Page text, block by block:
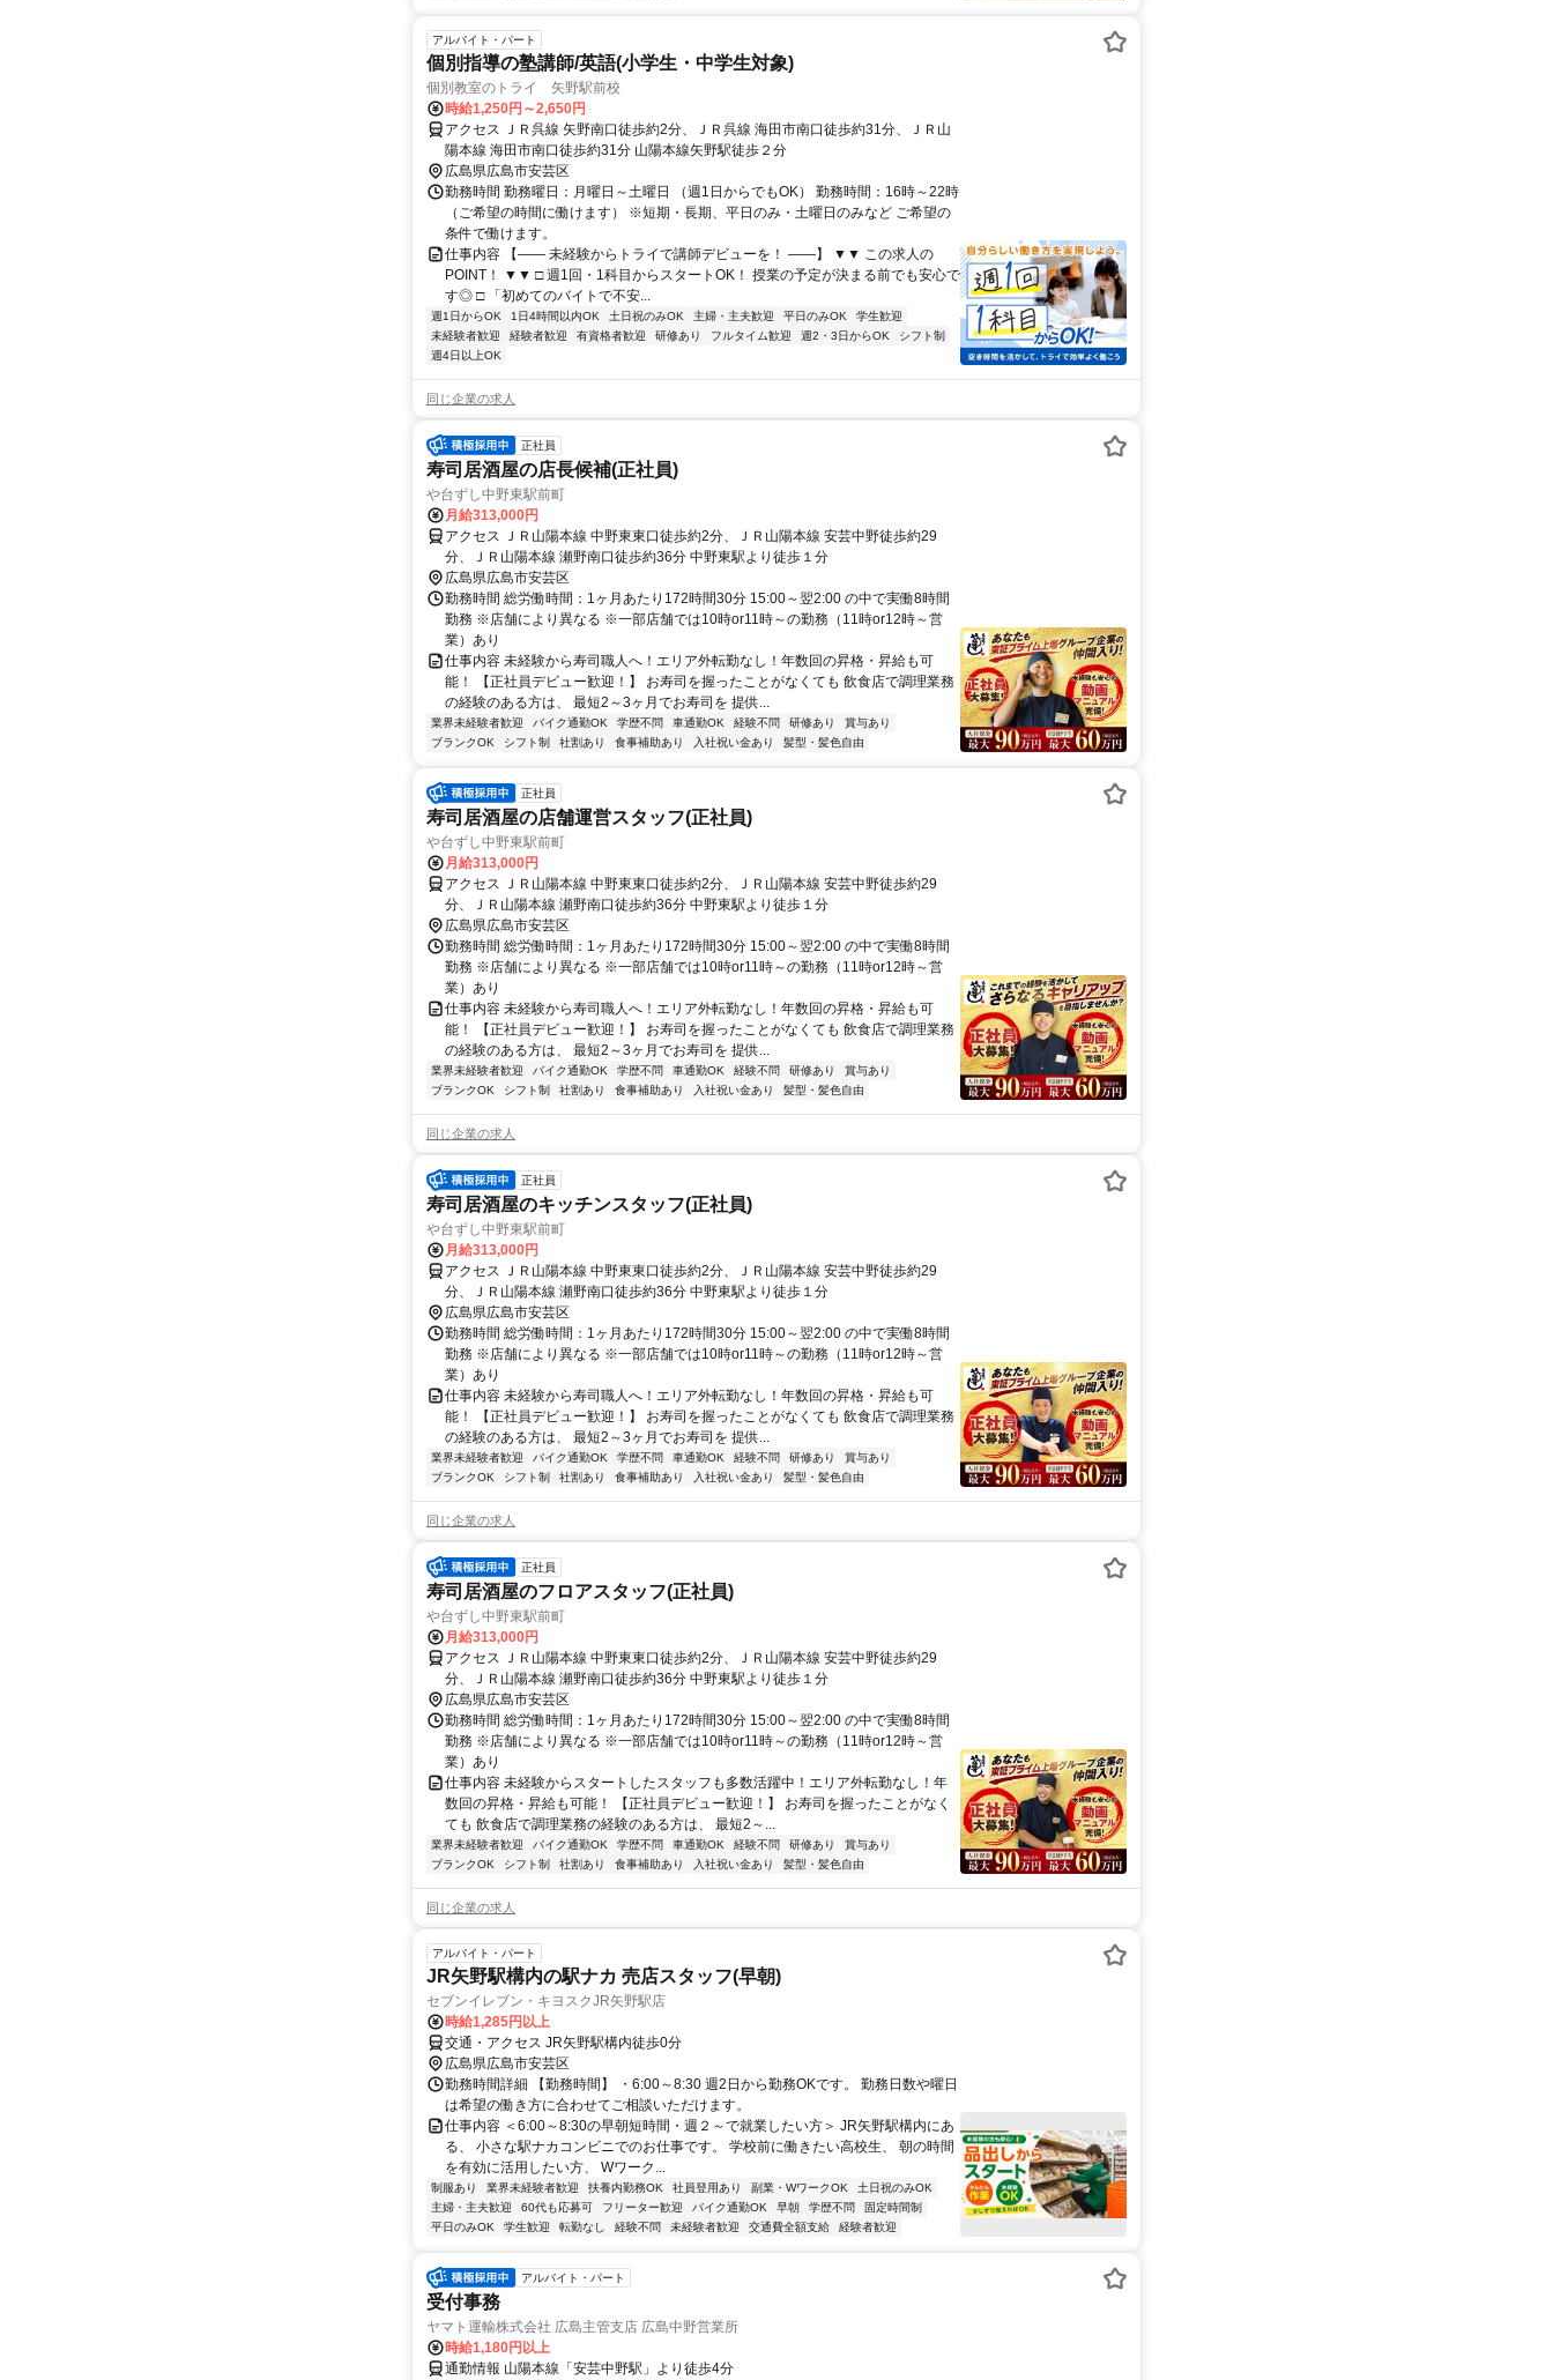
アルバイト・パート
個別指導の塾講師/英語(小学生・中学生対象)
個別教室のトライ 矢野駅前校
時給1,250円～2,650円
アクセス ＪＲ呉線 矢野南口徒歩約2分、ＪＲ呉線 海田市南口徒歩約31分、ＪＲ山
陽本線 海田市南口徒歩約31分 山陽本線矢野駅徒歩２分
広島県広島市安芸区
勤務時間 勤務曜日：月曜日～土曜日 （週1日からでもOK） 勤務時間：16時～22時
（ご希望の時間に働けます） ※短期・長期、平日のみ・土曜日のみなど ご希望の
条件で働けます。
仕事内容 【―― 未経験からトライで講師デビューを！ ――】 ▼▼ この求人の
POINT！ ▼▼ □ 週1回・1科目からスタートOK！ 授業の予定が決まる前でも安心で
す◎ □ 「初めてのバイトで不安...
週1日からOK 1日4時間以内OK 土日祝のみOK 主婦・主夫歓迎 平日のみOK
学生歓迎
未経験者歓迎
経験者歓迎 有資格者歓迎 研修あり フルタイム歓迎 週2・3日からOK
シフト制
週4日以上OK
同じ企業の求人
正社員
寿司居酒屋の店長候補(正社員)
や台ずし中野東駅前町
月給313,000円
アクセス ＪＲ山陽本線 中野東東口徒歩約2分、ＪＲ山陽本線 安芸中野徒歩約29
分、ＪＲ山陽本線 瀬野南口徒歩約36分 中野東駅より徒歩１分
広島県広島市安芸区
勤務時間 総労働時間：1ヶ月あたり172時間30分 15:00～翌2:00 の中で実働8時間
勤務 ※店舗により異なる ※一部店舗では10時or11時～の勤務（11時or12時～営
業）あり
仕事内容 未経験から寿司職人へ！エリア外転勤なし！年数回の昇格・昇給も可
能！ 【正社員デビュー歓迎！】 お寿司を握ったことがなくても 飲食店で調理業務
の経験のある方は、 最短2～3ヶ月でお寿司を 提供...
業界未経験者歓迎 バイク通勤OK 学歴不問 車通勤OK 経験不問 研修あり
賞与あり
ブランクOK
シフト制 社割あり 食事補助あり 入社祝い金あり 髪型・髪色自由
正社員
寿司居酒屋の店舗運営スタッフ(正社員)
や台ずし中野東駅前町
月給313,000円
アクセス ＪＲ山陽本線 中野東東口徒歩約2分、ＪＲ山陽本線 安芸中野徒歩約29
分、ＪＲ山陽本線 瀬野南口徒歩約36分 中野東駅より徒歩１分
広島県広島市安芸区
勤務時間 総労働時間：1ヶ月あたり172時間30分 15:00～翌2:00 の中で実働8時間
勤務 ※店舗により異なる ※一部店舗では10時or11時～の勤務（11時or12時～営
業）あり
仕事内容 未経験から寿司職人へ！エリア外転勤なし！年数回の昇格・昇給も可
能！ 【正社員デビュー歓迎！】 お寿司を握ったことがなくても 飲食店で調理業務
の経験のある方は、 最短2～3ヶ月でお寿司を 提供...
業界未経験者歓迎 バイク通勤OK 学歴不問 車通勤OK 経験不問 研修あり
賞与あり
ブランクOK
シフト制 社割あり 食事補助あり 入社祝い金あり 髪型・髪色自由
同じ企業の求人
正社員
寿司居酒屋のキッチンスタッフ(正社員)
や台ずし中野東駅前町
月給313,000円
アクセス ＪＲ山陽本線 中野東東口徒歩約2分、ＪＲ山陽本線 安芸中野徒歩約29
分、ＪＲ山陽本線 瀬野南口徒歩約36分 中野東駅より徒歩１分
広島県広島市安芸区
勤務時間 総労働時間：1ヶ月あたり172時間30分 15:00～翌2:00 の中で実働8時間
勤務 ※店舗により異なる ※一部店舗では10時or11時～の勤務（11時or12時～営
業）あり
仕事内容 未経験から寿司職人へ！エリア外転勤なし！年数回の昇格・昇給も可
能！ 【正社員デビュー歓迎！】 お寿司を握ったことがなくても 飲食店で調理業務
の経験のある方は、 最短2～3ヶ月でお寿司を 提供...
業界未経験者歓迎 バイク通勤OK 学歴不問 車通勤OK 経験不問 研修あり
賞与あり
ブランクOK
シフト制 社割あり 食事補助あり 入社祝い金あり 髪型・髪色自由
同じ企業の求人
正社員
寿司居酒屋のフロアスタッフ(正社員)
や台ずし中野東駅前町
月給313,000円
アクセス ＪＲ山陽本線 中野東東口徒歩約2分、ＪＲ山陽本線 安芸中野徒歩約29
分、ＪＲ山陽本線 瀬野南口徒歩約36分 中野東駅より徒歩１分
広島県広島市安芸区
勤務時間 総労働時間：1ヶ月あたり172時間30分 15:00～翌2:00 の中で実働8時間
勤務 ※店舗により異なる ※一部店舗では10時or11時～の勤務（11時or12時～営
業）あり
仕事内容 未経験からスタートしたスタッフも多数活躍中！エリア外転勤なし！年
数回の昇格・昇給も可能！ 【正社員デビュー歓迎！】 お寿司を握ったことがなく
ても 飲食店で調理業務の経験のある方は、 最短2～...
業界未経験者歓迎 バイク通勤OK 学歴不問 車通勤OK 経験不問 研修あり
賞与あり
ブランクOK
シフト制 社割あり 食事補助あり 入社祝い金あり 髪型・髪色自由
同じ企業の求人
アルバイト・パート
JR矢野駅構内の駅ナカ 売店スタッフ(早朝)
セブンイレブン・キヨスクJR矢野駅店
時給1,285円以上
交通・アクセス JR矢野駅構内徒歩0分
広島県広島市安芸区
勤務時間詳細 【勤務時間】 ・6:00～8:30 週2日から勤務OKです。 勤務日数や曜日
は希望の働き方に合わせてご相談いただけます。
仕事内容 ＜6:00～8:30の早朝短時間・週２～で就業したい方＞ JR矢野駅構内にあ
る、 小さな駅ナカコンビニでのお仕事です。 学校前に働きたい高校生、 朝の時間
を有効に活用したい方、 Wワーク...
制服あり 業界未経験者歓迎 扶養内勤務OK 社員登用あり 副業・WワークOK
土日祝のみOK
主婦・主夫歓迎
60代も応募可 フリーター歓迎 バイク通勤OK 早朝 学歴不問
固定時間制
平日のみOK
学生歓迎 転勤なし 経験不問 未経験者歓迎 交通費全額支給 経験者歓迎
アルバイト・パート
受付事務
ヤマト運輸株式会社 広島主管支店 広島中野営業所
時給1,180円以上
通勤情報 山陽本線「安芸中野駅」より徒歩4分